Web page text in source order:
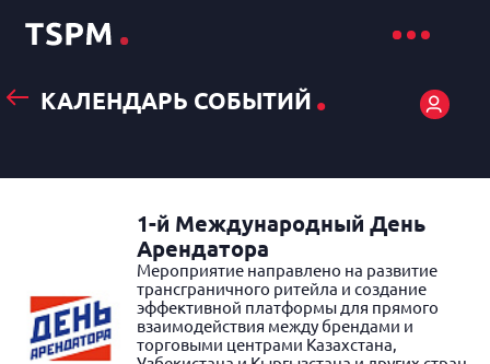
КАЛЕНДАРЬ СОБЫТИЙ .
1-й Международный День
Арендатора
Мероприятие направлено на развитие
трансграничного ритейла и создание
эффективной платформы для прямого
взаимодействия между брендами и
торговыми центрами Казахстана,